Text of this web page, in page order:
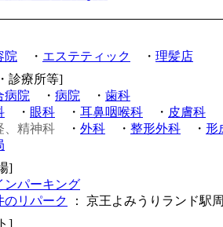
院 ・ エステティック ・ 理髪店
診療所等]
病院 ・ 病院 ・ 歯科
・ 眼科 ・ 耳鼻咽喉科 ・ 皮膚科
、精神科 ・ 外科 ・ 整形外科 ・ 形
]
ンパーキング
のリパーク
： 京王よみうりランド駅
]